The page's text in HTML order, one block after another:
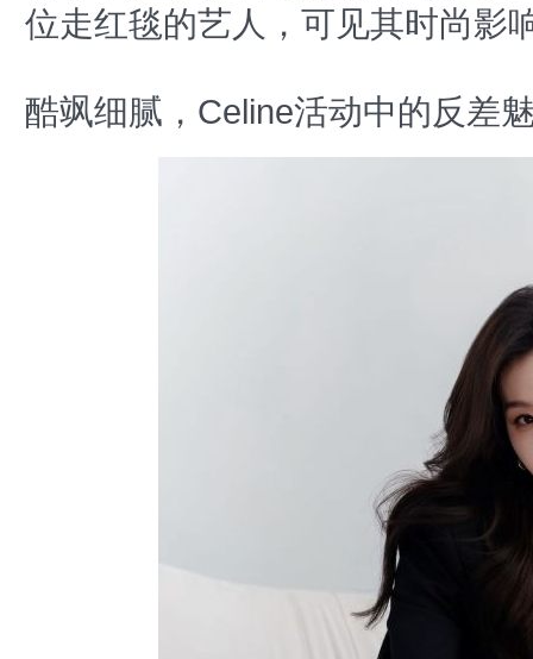
位走红毯的艺人，可见其时尚影
酷飒细腻，Celine活动中的反差